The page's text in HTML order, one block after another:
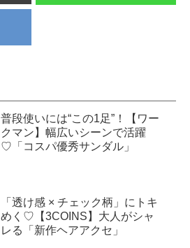
普段使いには“この1足”！【ワー
クマン】幅広いシーンで活躍
♡「コスパ優秀サンダル」
「透け感 × チェック柄」にトキ
めく♡【3COINS】大人がシャ
レる「新作ヘアアクセ」